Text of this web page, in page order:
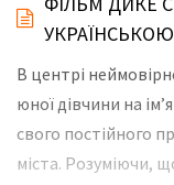
В центрі
юної дівчини на
свого постійного
міста. Розуміючи,